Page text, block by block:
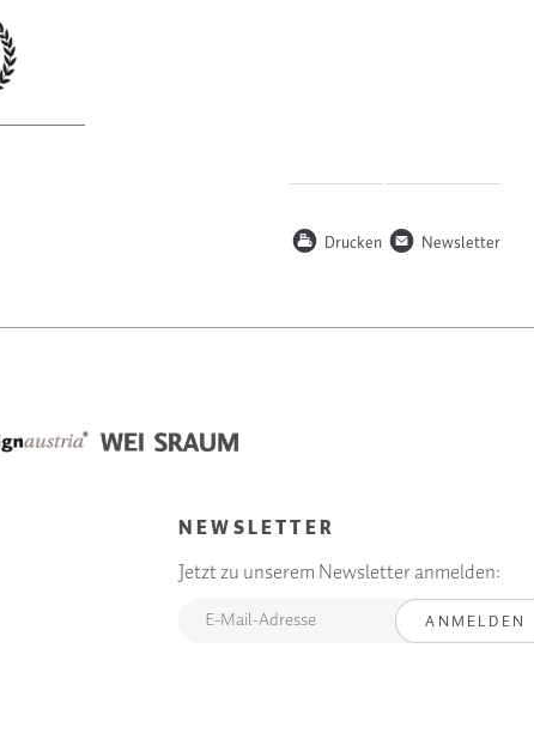
P Drucken n Newsletter
NEWSLETTER
Jetzt zu unserem Newsletter anmelden:
ANMELDEN